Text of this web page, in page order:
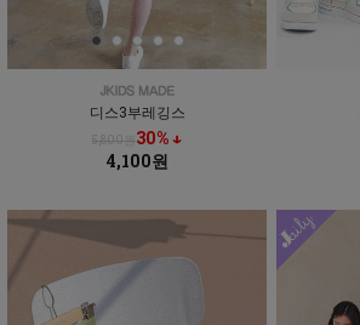
디스3부레깅스
5,800원30% ↓
4,100원